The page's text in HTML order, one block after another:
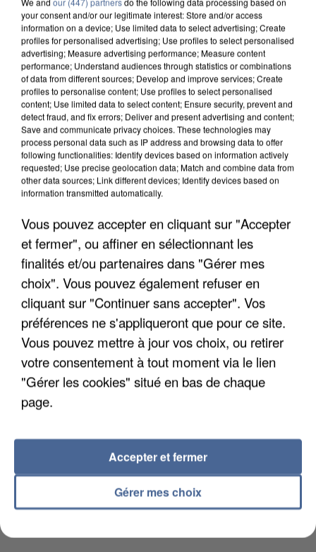
DE FAUNE SAUVAGE SONT...
L’UN DES FONDATEURS SUPPOSÉS DE LA DZ
MAFIA INTERPELLÉ EN ALGÉRIE
your consent and/or our legitimate interest: Store and/or access
information on a device; Use limited data to select advertising; Create
profiles for personalised advertising; Use profiles to select personalised
advertising; Measure advertising performance; Measure content
performance; Understand audiences through statistics or combinations
of data from different sources; Develop and improve services; Create
profiles to personalise content; Use profiles to select personalised
content; Use limited data to select content; Ensure security, prevent and
detect fraud, and fix errors; Deliver and present advertising and content;
Save and communicate privacy choices. These technologies may
process personal data such as IP address and browsing data to offer
following functionalities: Identify devices based on information actively
requested; Use precise geolocation data; Match and combine data from
other data sources; Link different devices; Identify devices based on
information transmitted automatically.
Vous pouvez accepter en cliquant sur "Accepter
et fermer", ou affiner en sélectionnant les
finalités et/ou partenaires dans "Gérer mes
choix". Vous pouvez également refuser en
cliquant sur "Continuer sans accepter". Vos
préférences ne s'appliqueront que pour ce site.
Vous pouvez mettre à jour vos choix, ou retirer
votre consentement à tout moment via le lien
"Gérer les cookies" situé en bas de chaque
page.
Gérer mes choix
Accepter et fermer